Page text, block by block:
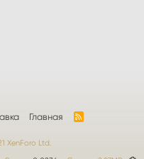
Главная
R
XenForo Ltd.